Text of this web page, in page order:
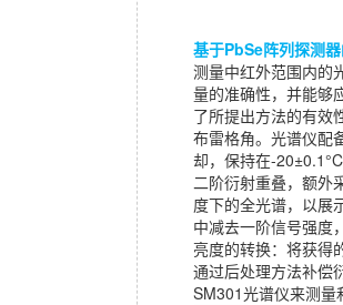
基于PbSe阵列探测
测量中红外范围内的
量的准确性，并能够
了所提出方法的有效
布雷格角。光谱仪配
却，保持在-
二阶衍射重叠，额外
度下的全光谱，以展
中减去一阶信号强度
亮度的转换：将获得
通过后处理方法补偿
SM301光谱仪来测量